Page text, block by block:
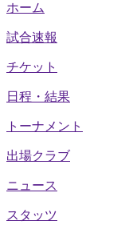
ホーム
試合速報
チケット
日程・結果
トーナメント
出場クラブ
ニュース
スタッツ